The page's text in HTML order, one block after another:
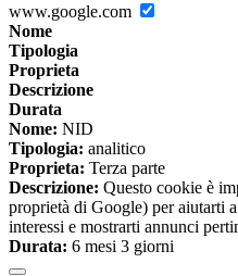
www.google.com
Nome
Tipologia
Proprieta
Descrizione
Durata
Nome: NID
Tipologia: analitico
Proprieta: Terza parte
Descrizione: Questo cookie è
proprietà di Google) per aiutarti
interessi e mostrarti annunci
Durata: 6 mesi 3 giorni